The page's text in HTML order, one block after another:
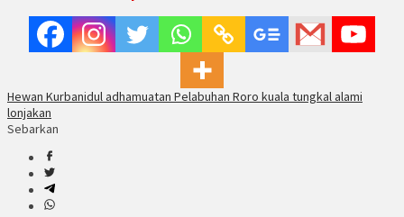
Hewan Kurbanidul adhamuatan Pelabuhan Roro kuala tungkal alami
lonjakan
Sebarkan